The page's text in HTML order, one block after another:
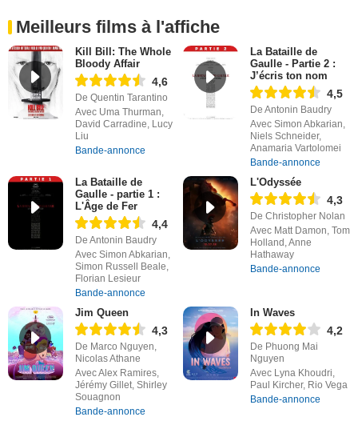
Meilleurs films à l'affiche
Kill Bill: The Whole
Bloody Affair
4,6
De Quentin Tarantino
Avec Uma Thurman,
David Carradine, Lucy
Liu
Bande-annonce
La Bataille de
Gaulle - Partie 2 :
J’écris ton nom
4,5
De Antonin Baudry
Avec Simon Abkarian,
Niels Schneider,
Anamaria Vartolomei
Bande-annonce
La Bataille de
Gaulle - partie 1 :
L'Âge de Fer
4,4
De Antonin Baudry
Avec Simon Abkarian,
Simon Russell Beale,
Florian Lesieur
Bande-annonce
L'Odyssée
4,3
De Christopher Nolan
Avec Matt Damon, Tom
Holland, Anne
Hathaway
Bande-annonce
Jim Queen
4,3
De Marco Nguyen,
Nicolas Athane
Avec Alex Ramires,
Jérémy Gillet, Shirley
Souagnon
Bande-annonce
In Waves
4,2
De Phuong Mai
Nguyen
Avec Lyna Khoudri,
Paul Kircher, Rio Vega
Bande-annonce